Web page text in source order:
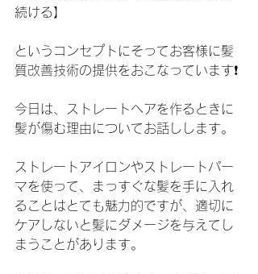
続ける】
というコンセプトにそってお客様に髪
質改善技術の提供をおこなっています❗️
今日は、ストレートヘアを作るときに
髪が傷む理由についてお話しします。
ストレートアイロンやストレートパー
マを使って、まっすぐな髪を手に入れ
ることはとても魅力的ですが、適切に
ケアしないと髪にダメージを与えてし
まうことがあります。